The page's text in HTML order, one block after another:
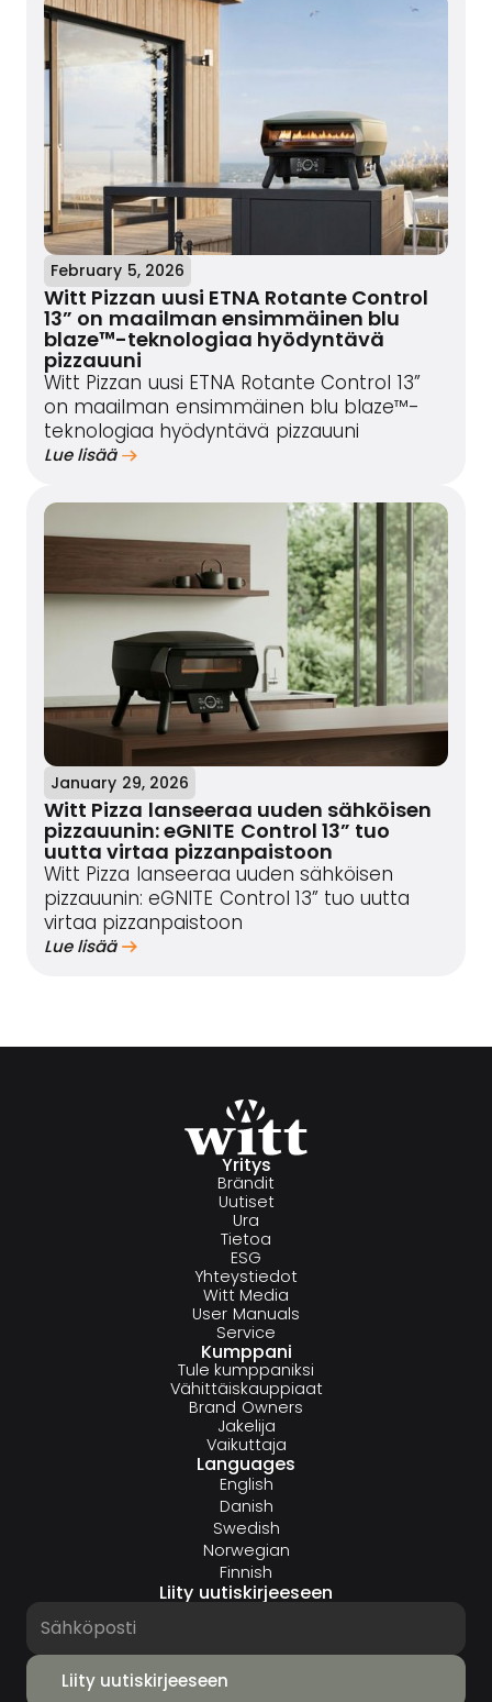
February 5, 2026
Witt Pizzan uusi ETNA Rotante Control
13” on maailman ensimmäinen blu
blaze™-teknologiaa hyödyntävä
pizzauuni
Witt Pizzan uusi ETNA Rotante Control 13”
on maailman ensimmäinen blu blaze™-
teknologiaa hyödyntävä pizzauuni
Lue lisää
January 29, 2026
Witt Pizza lanseeraa uuden sähköisen
pizzauunin: eGNITE Control 13” tuo
uutta virtaa pizzanpaistoon
Witt Pizza lanseeraa uuden sähköisen
pizzauunin: eGNITE Control 13” tuo uutta
virtaa pizzanpaistoon
Lue lisää
Yritys
Brändit
Uutiset
Ura
Tietoa
ESG
Yhteystiedot
Witt Media
User Manuals
Service
Kumppani
Tule kumppaniksi
Vähittäiskauppiaat
Brand Owners
Jakelija
Vaikuttaja
Languages
English
Danish
Swedish
Norwegian
Finnish
Liity uutiskirjeeseen